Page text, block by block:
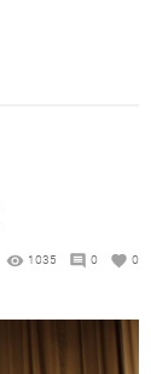
1035 0 0